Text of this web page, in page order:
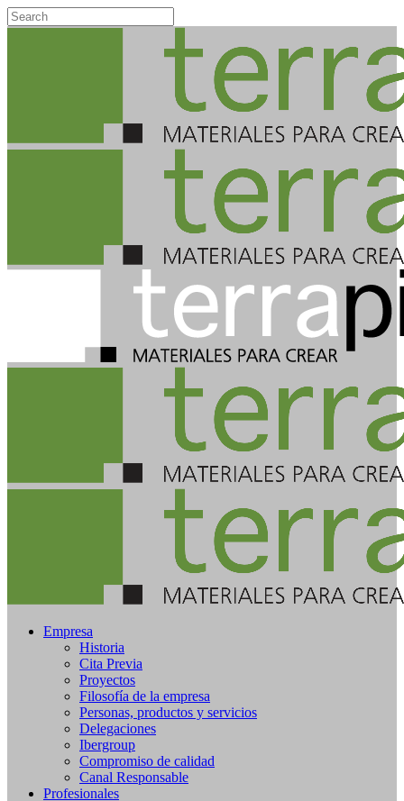
Empresa
Historia
Cita Previa
Proyectos
Filosofía de la empresa
Personas, productos y servicios
Delegaciones
Ibergroup
Compromiso de calidad
Canal Responsable
Profesionales